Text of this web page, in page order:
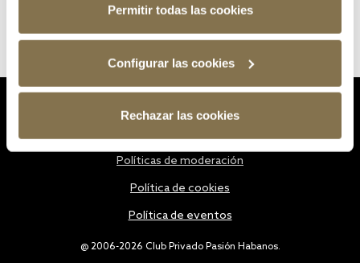
Permitir todas las cookies
Configurar las cookies
Rechazar las cookies
@ 2006-2026 Club Privado Pasión Habanos.
Políticas de moderación
Política de cookies
Política de eventos